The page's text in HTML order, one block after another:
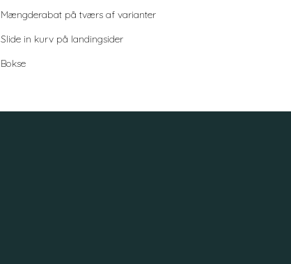
Mængderabat på tværs af varianter
Slide in kurv på landingsider
Bokse